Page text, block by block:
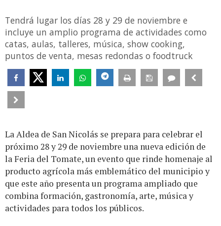
Tendrá lugar los días 28 y 29 de noviembre e
incluye un amplio programa de actividades como
catas, aulas, talleres, música, show cooking,
puntos de venta, mesas redondas o foodtruck
La Aldea de San Nicolás se prepara para celebrar el
próximo 28 y 29 de noviembre una nueva edición de
la Feria del Tomate, un evento que rinde homenaje al
producto agrícola más emblemático del municipio y
que este año presenta un programa ampliado que
combina formación, gastronomía, arte, música y
actividades para todos los públicos.